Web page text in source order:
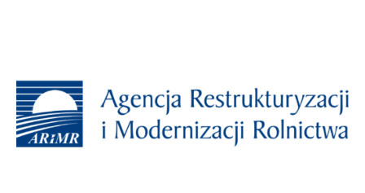
Zespół
Placówek
Integracyjnych
w